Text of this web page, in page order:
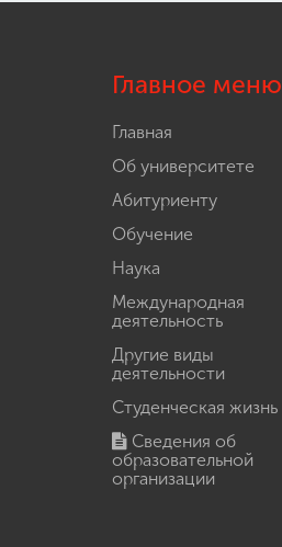
Главное меню
Главная
Об университете
Абитуриенту
Обучение
Наука
Международная
деятельность
Другие виды
деятельности
Студенческая жизнь
Сведения об
образовательной
организации